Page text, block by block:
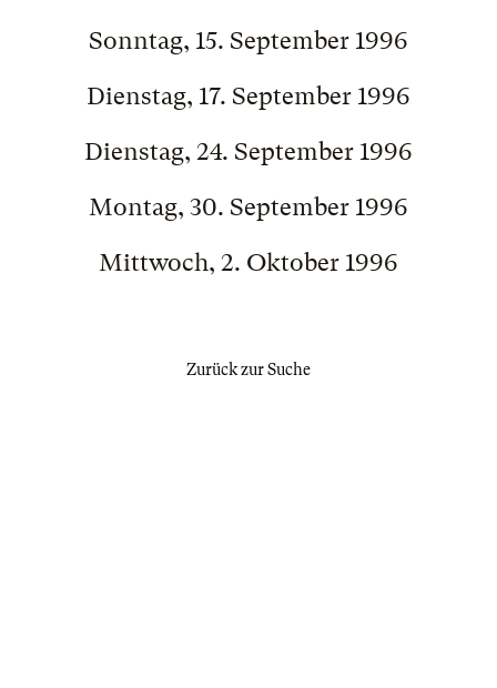
Sonntag, 15. September 1996
Dienstag, 17. September 1996
Dienstag, 24. September 1996
Montag, 30. September 1996
Mittwoch, 2. Oktober 1996
Zurück zur Suche